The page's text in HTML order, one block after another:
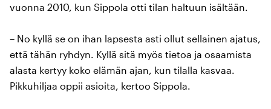
vuonna 2010, kun Sippola otti tilan haltuun isältään.
– No kyllä se on ihan lapsesta asti ollut sellainen ajatus,
että tähän ryhdyn. Kyllä sitä myös tietoa ja osaamista
alasta kertyy koko elämän ajan, kun tilalla kasvaa.
Pikkuhiljaa oppii asioita, kertoo Sippola.